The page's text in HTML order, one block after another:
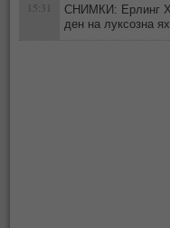
15:31
СНИМКИ: Ерлинг
ден на луксозна